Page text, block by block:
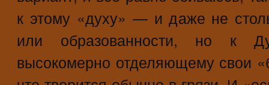
к этому «духу» — и даже не
или образованности, но к
высокомерно отделяющему свои